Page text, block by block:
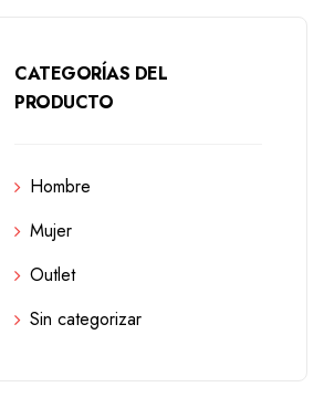
CATEGORÍAS DEL
PRODUCTO
Hombre
Mujer
Outlet
Sin categorizar